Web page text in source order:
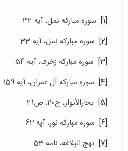
[1]
سوره مبارکه نمل، آیه 32
[2]
سوره مبارکه نمل، آیه 33
[3]
سوره مبارکه زخرف، آیه 54
[4]
سوره مبارکه آل عمران، آیه 159
[5]
بحارالأنوار، ج20، ص21
[6]
سوره مبارکه نور، آیه 62
[7]
نهج البلاغه، نامه 53